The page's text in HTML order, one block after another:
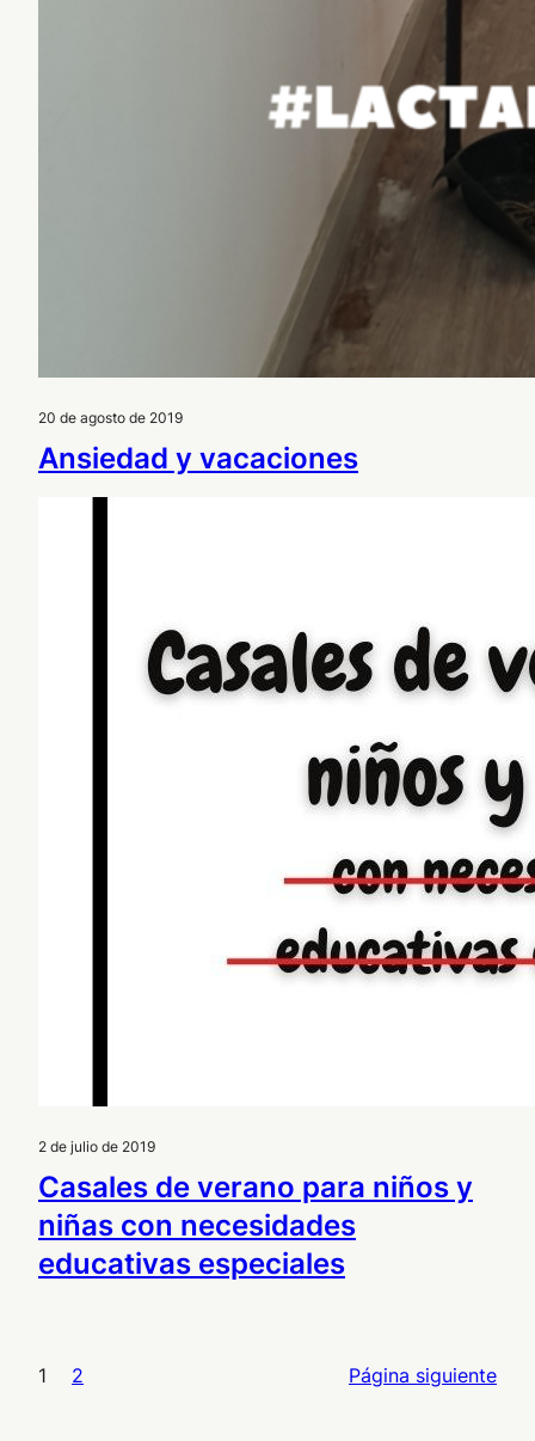
20 de agosto de 2019
Ansiedad y vacaciones
2 de julio de 2019
Casales de verano para niños y
niñas con necesidades
educativas especiales
1 2 Página siguiente